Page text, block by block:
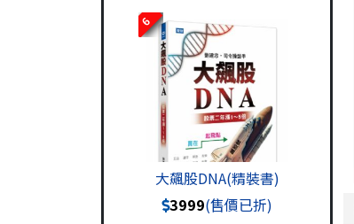
6
大飆股DNA(精裝書)
3999(售價已折)